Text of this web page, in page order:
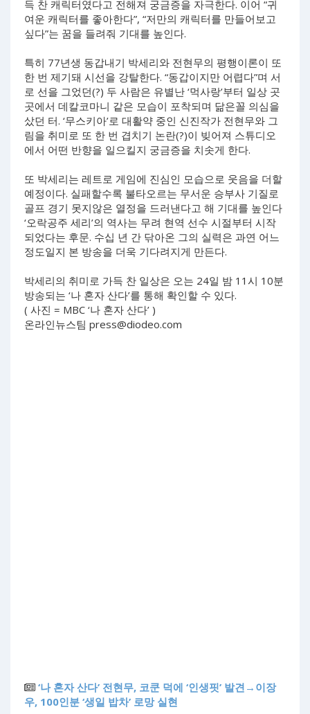
득 찬 캐릭터였다고 전해져 궁금증을 자극한다. 이어 “귀
여운 캐릭터를 좋아한다”, “저만의 캐릭터를 만들어보고
싶다”는 꿈을 들려줘 기대를 높인다.
특히 77년생 동갑내기 박세리와 전현무의 평행이론이 또
한 번 제기돼 시선을 강탈한다. “동갑이지만 어렵다”며 서
로 선을 그었던(?) 두 사람은 유별난 ‘먹사랑’부터 일상 곳
곳에서 데칼코마니 같은 모습이 포착되며 닮은꼴 의심을
샀던 터. ‘무스키아’로 대활약 중인 신진작가 전현무와 그
림을 취미로 또 한 번 겹치기 논란(?)이 빚어져 스튜디오
에서 어떤 반향을 일으킬지 궁금증을 치솟게 한다.
또 박세리는 레트로 게임에 진심인 모습으로 웃음을 더할
예정이다. 실패할수록 불타오르는 무서운 승부사 기질로
골프 경기 못지않은 열정을 드러낸다고 해 기대를 높인다
‘오락공주 세리’의 역사는 무려 현역 선수 시절부터 시작
되었다는 후문. 수십 년 간 닦아온 그의 실력은 과연 어느
정도일지 본 방송을 더욱 기다려지게 만든다.
박세리의 취미로 가득 찬 일상은 오는 24일 밤 11시 10분
방송되는 ‘나 혼자 산다’를 통해 확인할 수 있다.
( 사진 = MBC ‘나 혼자 산다’ )
온라인뉴스팀 press@diodeo.com
‘나 혼자 산다’ 전현무, 코쿤 덕에 ‘인생핏’ 발견→이장
우, 100인분 ‘생일 밥차’ 로망 실현